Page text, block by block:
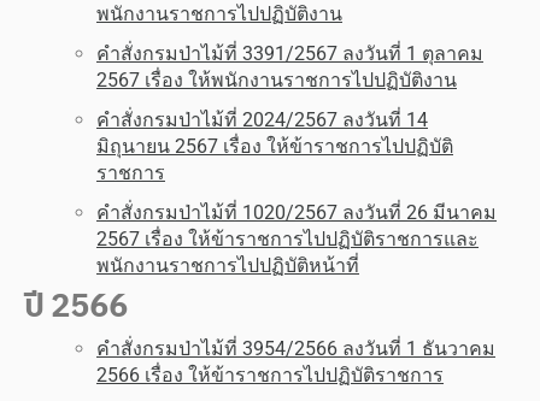
พนักงานราชการไปปฏิบัติงาน
คำสั่งกรมป่าไม้ที่ 3391/2567 ลงวันที่ 1 ตุลาคม
2567 เรื่อง ให้พนักงานราชการไปปฏิบัติงาน
คำสั่งกรมป่าไม้ที่ 2024/2567 ลงวันที่ 14
มิถุนายน 2567 เรื่อง ให้ข้าราชการไปปฏิบัติ
ราชการ
คำสั่งกรมป่าไม้ที่ 1020/2567 ลงวันที่ 26 มีนาคม
2567 เรื่อง ให้ข้าราชการไปปฏิบัติราชการและ
พนักงานราชการไปปฏิบัติหน้าที่
ปี 2566
คำสั่งกรมป่าไม้ที่ 3954/2566 ลงวันที่ 1 ธันวาคม
2566 เรื่อง ให้ข้าราชการไปปฏิบัติราชการ